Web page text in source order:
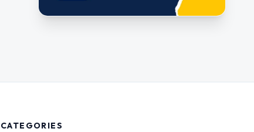
CATEGORIES